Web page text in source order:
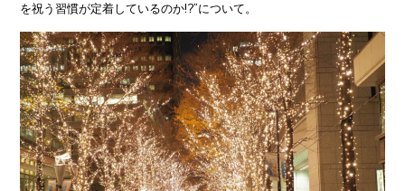
を祝う習慣が定着しているのか!?”について。